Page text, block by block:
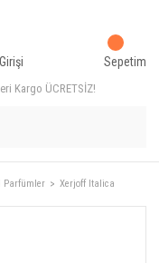
Kargo ÜCRETSİZ!
Sepetim
Parfümler Xerjoff Italica